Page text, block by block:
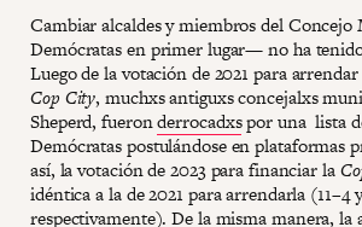
Cambiar alcaldes y miembros del
Demócratas en primer lugar— no ha
Luego de la votación de 2021 para
Cop City, muchxs antiguxs concejalxs
Sheperd, fueronderrocadxspor una lista
Demócratas postulándose en plataformas
así, la votación de 2023 para financiar la
idéntica a la de 2021 para arrendarla (11–4
respectivamente). De la misma manera, la